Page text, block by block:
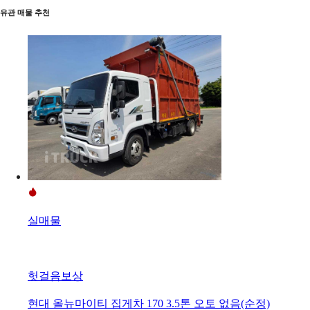
유관 매물 추천
실매물
헛걸음보상
현대 올뉴마이티 집게차 170 3.5톤 오토 없음(순정)